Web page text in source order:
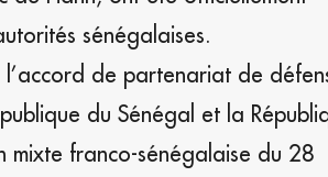
sénégalaises.
l’accord de partenariat de
du Sénégal et la
mixte franco-sénégalaise du 28